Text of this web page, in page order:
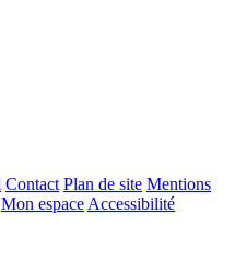
Contact Plan de site Mentions
Mon espace Accessibilité